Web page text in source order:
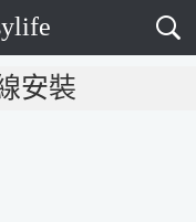
安裝